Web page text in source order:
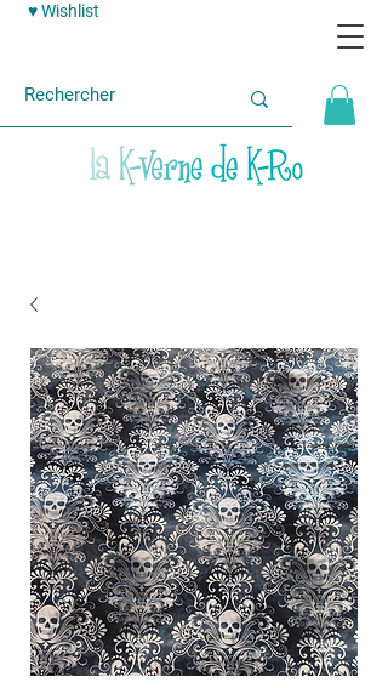
♥ Wishlist